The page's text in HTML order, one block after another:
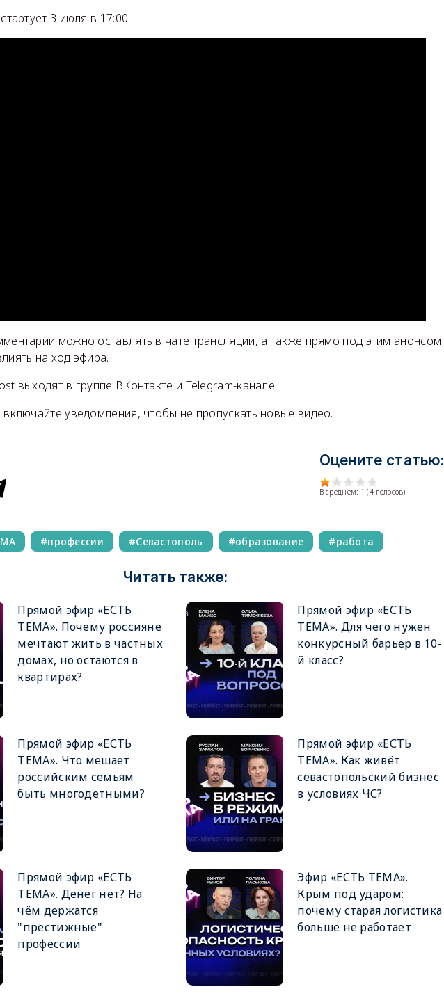
3 июля в 17:00.
можно оставлять в чате трансляции, а также прямо под этим анонсом
на ход эфира.
выходят в группе ВКонтакте и Telegram-канале.
уведомления, чтобы не пропускать новые видео.
Оцените статью:
В среднем: 1 (4 голосов)
профессии Севастополь образование работа
Читать также:
Прямой эфир «ЕСТЬ
ТЕМА». Почему россияне
мечтают жить в частных
домах, но остаются в
квартирах?
Прямой эфир «ЕСТЬ
ТЕМА». Для чего нужен
конкурсный барьер в 10-
й класс?
Прямой эфир «ЕСТЬ
ТЕМА». Что мешает
российским семьям
быть многодетными?
Прямой эфир «ЕСТЬ
ТЕМА». Как живёт
севастопольский бизнес
в условиях ЧС?
Прямой эфир «ЕСТЬ
ТЕМА». Денег нет? На
чём держатся
"престижные"
профессии
Эфир «ЕСТЬ ТЕМА».
Крым под ударом:
почему старая логистика
больше не работает